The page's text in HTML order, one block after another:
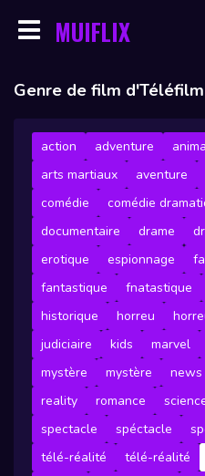
MUIFLIX
Genre de film d'Téléfilm
action adventure
arts martiaux
aventure
comédie
comédie
documentaire
drame
erotique
espionnage
fantastique
fnatastique
historique
horreu
judiciaire
kids marvel
mystère
mystère news
reality
romance
spectacle
spéctacle
télé-réalité
télé-réalité